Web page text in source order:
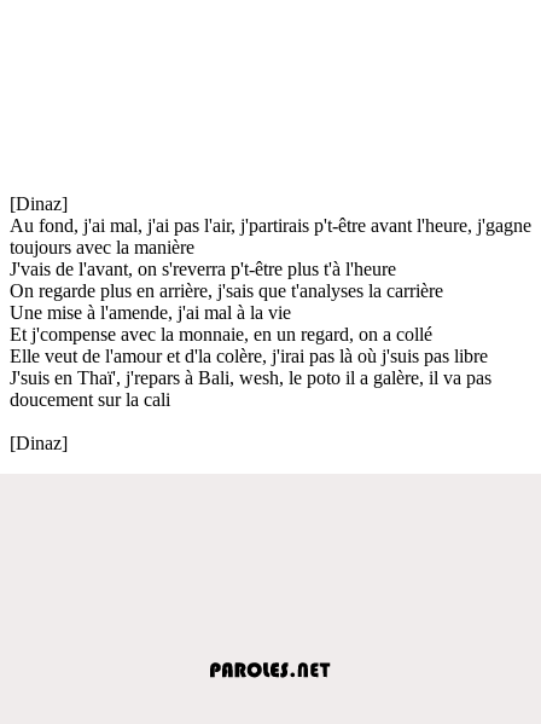
[Dinaz]
Au fond, j'ai mal, j'ai pas l'air, j'partirais p't-être avant l'heure, j'gagne
toujours avec la manière
J'vais de l'avant, on s'reverra p't-être plus t'à l'heure
On regarde plus en arrière, j'sais que t'analyses la carrière
Une mise à l'amende, j'ai mal à la vie
Et j'compense avec la monnaie, en un regard, on a collé
Elle veut de l'amour et d'la colère, j'irai pas là où j'suis pas libre
J'suis en Thaï', j'repars à Bali, wesh, le poto il a galère, il va pas
doucement sur la cali
[Dinaz]